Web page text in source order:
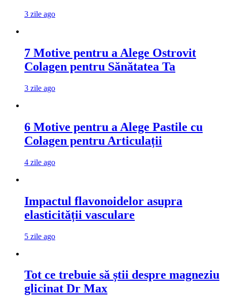
3 zile ago
7 Motive pentru a Alege Ostrovit
Colagen pentru Sănătatea Ta
3 zile ago
6 Motive pentru a Alege Pastile cu
Colagen pentru Articulații
4 zile ago
Impactul flavonoidelor asupra
elasticității vasculare
5 zile ago
Tot ce trebuie să știi despre magneziu
glicinat Dr Max